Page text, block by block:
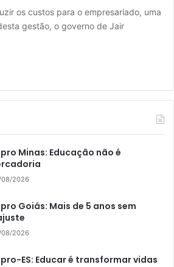
os custos para o empresariado, uma
gestão, o governo de Jair
Minas: Educação não é
2026
Goiás: Mais de 5 anos sem
2026
ES: Educar é transformar vidas